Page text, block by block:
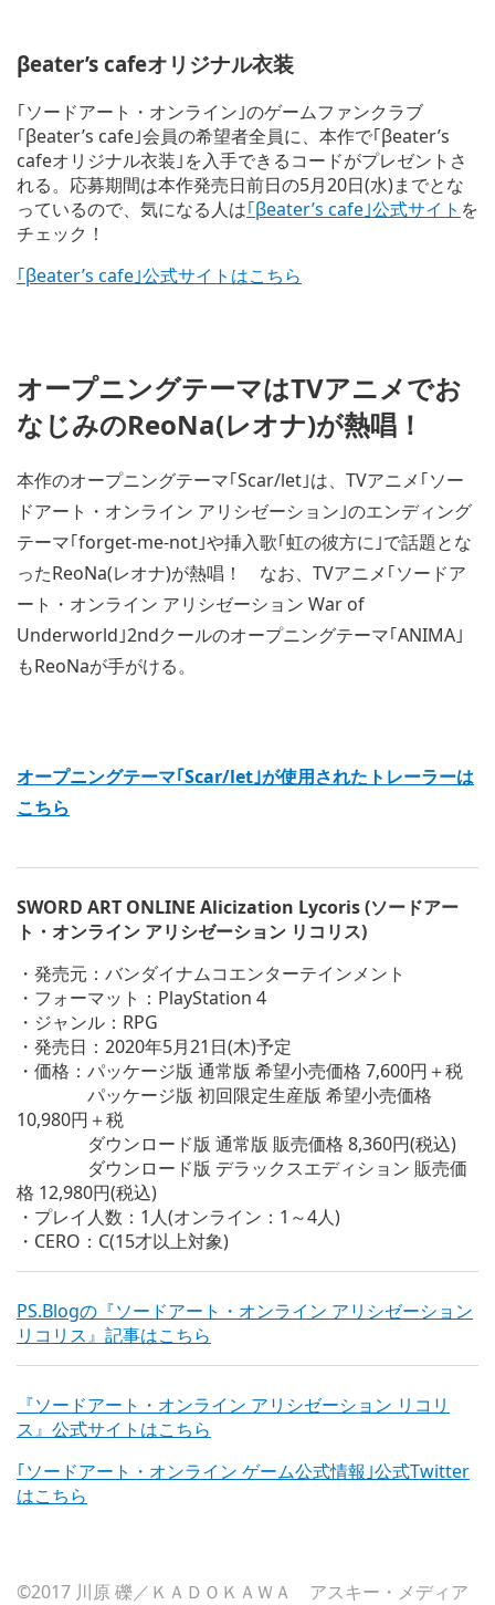
βeater’s cafeオリジナル衣装
｢ソードアート・オンライン｣のゲームファンクラブ
｢βeater’s cafe｣会員の希望者全員に、本作で｢βeater’s
cafeオリジナル衣装｣を入手できるコードがプレゼントさ
れる。応募期間は本作発売日前日の5月20日(水)までとな
っているので、気になる人は｢βeater’s cafe｣公式サイト を
チェック！
｢βeater’s cafe｣公式サイトはこちら
w
a
n
o
n
l
o
a
d
i
m
オープニングテーマはTVアニメでお
なじみのReoNa(レオナ)が熱唱！
本作のオープニングテーマ｢Scar/let｣は、TVアニメ｢ソー
ドアート・オンライン アリシゼーション｣のエンディング
テーマ｢forget-me-not｣や挿入歌｢虹の彼方に｣で話題とな
ったReoNa(レオナ)が熱唱！ なお、TVアニメ｢ソードア
ート・オンライン アリシゼーション War of
Underworld｣2ndクールのオープニングテーマ｢ANIMA｣
もReoNaが手がける。
オープニングテーマ｢Scar/let｣が使用されたトレーラーは
こちら
SWORD ART ONLINE Alicization Lycoris (ソードアー
ト・オンライン アリシゼーション リコリス)
・発売元：バンダイナムコエンターテインメント
・フォーマット：PlayStation 4
・ジャンル：RPG
・発売日：2020年5月21日(木)予定
・価格：パッケージ版 通常版 希望小売価格 7,600円＋税
パッケージ版 初回限定生産版 希望小売価格
10,980円＋税
ダウンロード版 通常版 販売価格 8,360円(税込)
ダウンロード版 デラックスエディション 販売価
格 12,980円(税込)
・プレイ人数：1人(オンライン：1～4人)
・CERO：C(15才以上対象)
PS.Blogの『ソードアート・オンライン アリシゼーション
リコリス』記事はこちら
『ソードアート・オンライン アリシゼーション リコリ
ス』公式サイトはこちら
｢ソードアート・オンライン ゲーム公式情報｣公式Twitter
はこちら
©2017 川原 礫／ＫＡＤＯＫＡＷＡ アスキー・メディア